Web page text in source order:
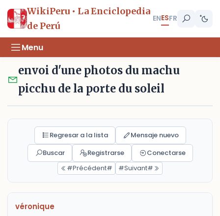
WikiPeru • La Enciclopedia
de Perú
ENESFR
Menu
envoi d'une photos du machu
picchu de la porte du soleil
Regresar a la lista
Mensaje nuevo
Buscar
Registrarse
Conectarse
#Précédent#
#Suivant#
véronique